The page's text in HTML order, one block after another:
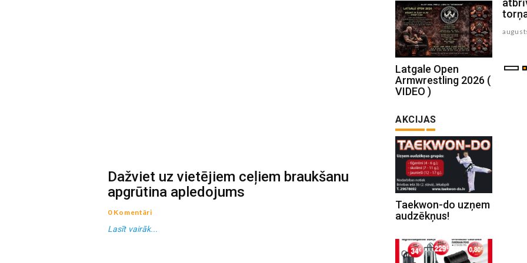
Dažviet uz vietējiem ceļiem braukšanu
apgrūtina apledojums
0 Komentāri
Lasīt vairāk...
Latgale Open
Armwrestling 2026 (
VIDEO )
AKCIJAS
Taekwon-do uzņem
audzēkņus!
Jēkabpils un Krustpils pusē